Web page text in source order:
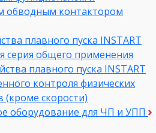
обводным контактором
плавного пуска INSTART
серия общего применения
плавного пуска INSTART
контроля физических
(кроме скорости)
оборудование для ЧП и УПП